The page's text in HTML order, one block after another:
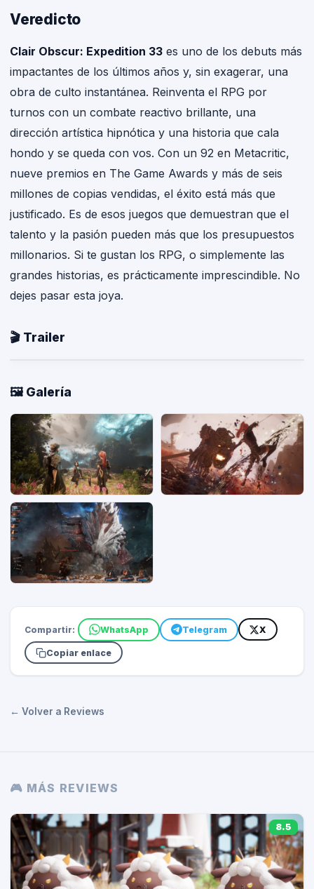
Veredicto
Clair Obscur: Expedition 33 es uno de los debuts más
impactantes de los últimos años y, sin exagerar, una
obra de culto instantánea. Reinventa el RPG por
turnos con un combate reactivo brillante, una
dirección artística hipnótica y una historia que cala
hondo y se queda con vos. Con un 92 en Metacritic,
nueve premios en The Game Awards y más de seis
millones de copias vendidas, el éxito está más que
justificado. Es de esos juegos que demuestran que el
talento y la pasión pueden más que los presupuestos
millonarios. Si te gustan los RPG, o simplemente las
grandes historias, es prácticamente imprescindible. No
dejes pasar esta joya.
🎬 Trailer
🖼️ Galería
Compartir: WhatsApp Telegram X
Copiar enlace
← Volver a Reviews
🎮 MÁS REVIEWS
8.5